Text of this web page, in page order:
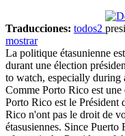
Traducciones: todos2
mostrar
La politique étasunienne
durant une élection
to watch, especially during
Comme Porto Rico est
Porto Rico est le Président
Rico n'ont pas le droit de
étasusiennes. Since Puerto